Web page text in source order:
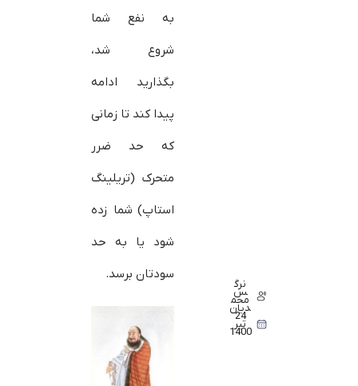
نرگ
س
محم
دیان
24
تیر
1400
به نفع شما
شروع شد،
بگذارید ادامه
پیدا کند تا زمانی
که حد ضرر
متحرک (تریلینگ
استاپ) شما زده
شود یا به حد
سودتان برسد.